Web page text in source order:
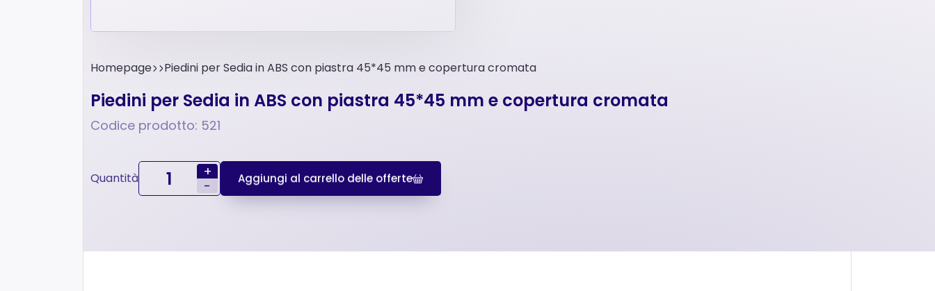
Homepage Piedini per Sedia in ABS con piastra 45*45 mm e copertura cromata
Piedini per Sedia in ABS con piastra 45*45 mm e copertura cromata
Codice prodotto: 521
Quantità
+
-
Aggiungi al carrello delle offerte